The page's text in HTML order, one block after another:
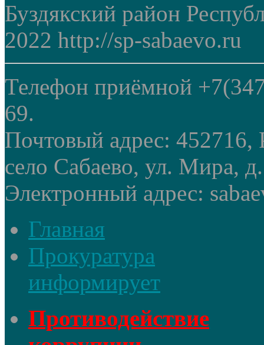
Буздякский район
2022 http://sp-sabaevo.ru
Телефон приёмной
69.
Почтовый адрес: 452716,
село Сабаево, ул. Мира,
Электронный адрес:
Главная
Прокуратура
информирует
Противодействие